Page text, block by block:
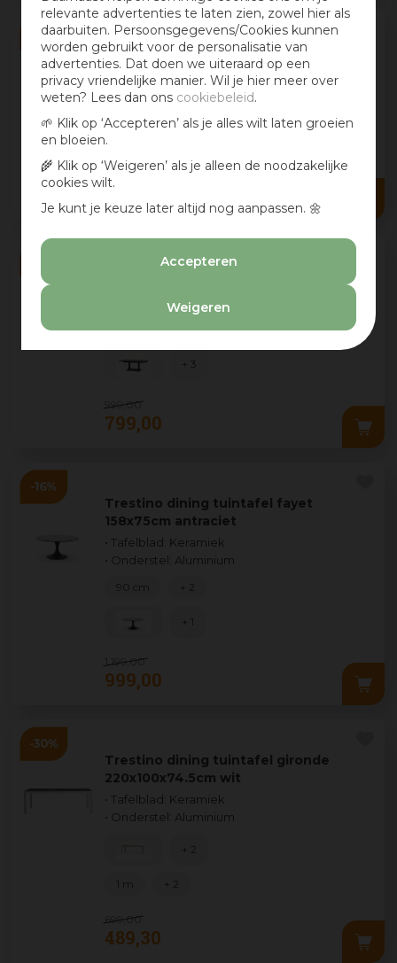
relevante advertenties te laten zien, zowel hier als
daarbuiten. Persoonsgegevens/Cookies kunnen
worden gebruikt voor de personalisatie van
advertenties. Dat doen we uiteraard op een
privacy vriendelijke manier. Wil je hier meer over
weten? Lees dan ons cookiebeleid.
🌱 Klik op ‘Accepteren’ als je alles wilt laten groeien
en bloeien.
🌾 Klik op ‘Weigeren’ als je alleen de noodzakelijke
cookies wilt.
Je kunt je keuze later altijd nog aanpassen. 🌼
Accepteren
Weigeren
Trestino uitschuifbare dining tuintafel
vesoul extension 26…
• Tafelblad: Keramiek
• Onderstel: Aluminium
1.199 00
999
Trestino verstelbare lounge tuintafel
• Tafelblad: Keramiek
• Onderstel: Aluminium
999 ,00
799,00
+ 3
Trestino dining tuintafel fayet
158x75cm antraciet
• Tafelblad: Keramiek
• Onderstel: Aluminium
1.199 ,00
999,00
90 cm + 2
+ 1
Trestino dining tuintafel gironde
220x100x74.5cm wit
• Tafelblad: Keramiek
• Onderstel: Aluminium
699 ,00
489,30
+ 2
1 m + 2